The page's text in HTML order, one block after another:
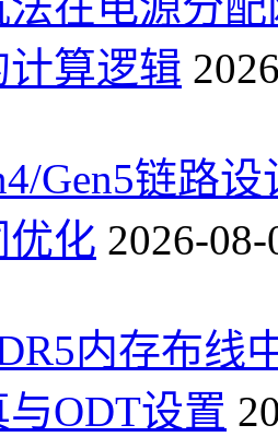
算逻辑
Gen5链路
优化 2026-
内存布线
ODT设置